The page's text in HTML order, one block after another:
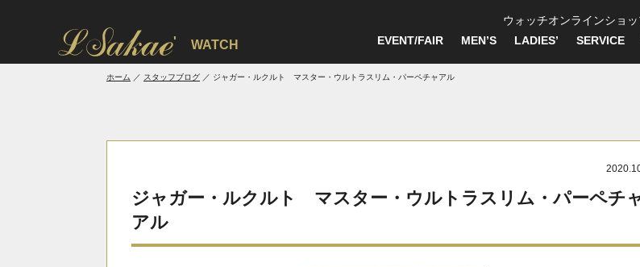
' WATCH
ウォッチオンラインショ
EVENT/FAIR
MEN’S LADIES’ SERVICE
ホーム スタッフブログ ジャガー・ルクルト マスター・ウルトラスリム・パーペチャアル
ジャガー・ルクルト マスター・ウルトラスリム・パーペチ
アル